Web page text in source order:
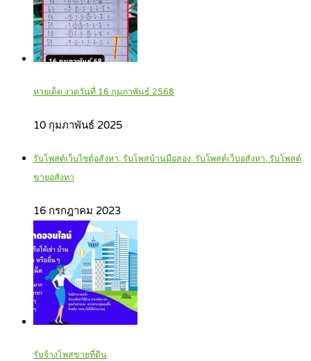
หวยเด็ด งวดวันที่ 16 กุมภาพันธ์ 2568
10 กุมภาพันธ์ 2025
รับโพสต์เว็บไซตฺ์อสังหา, รับโพสบ้านมือสอง, รับโพสต์เว็บอสังหา, รับโพสต์
ขายอสังหา
16 กรกฎาคม 2023
รับจ้างโพสขายที่ดิน